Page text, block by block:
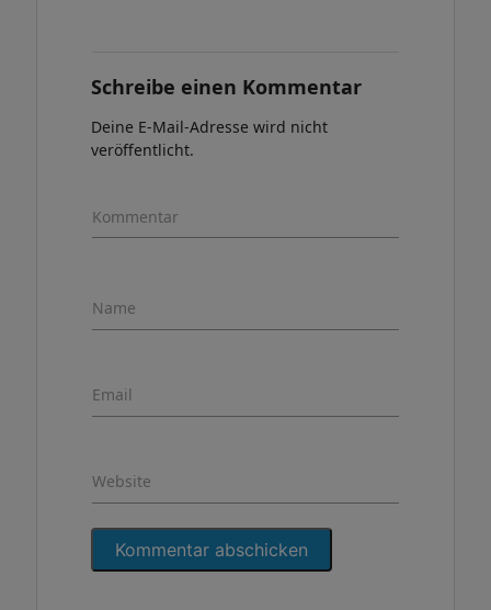
Schreibe einen Kommentar
Deine E-Mail-Adresse wird nicht
veröffentlicht.
Kommentar
Name
Email
Website